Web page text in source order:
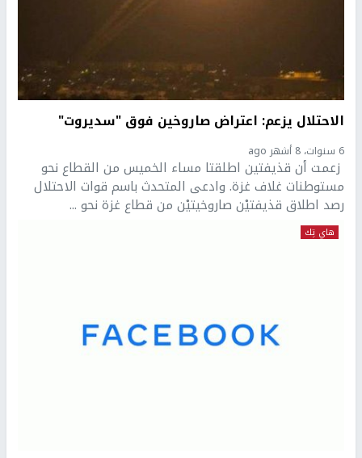
الاحتلال يزعم: اعتراض صاروخين فوق "سديروت"
6 سنوات، 8 أشهر ago
زعمت أن قذيفتين اطلقتا مساء الخميس من القطاع نحو
مستوطنات غلاف غزة. وادعى المتحدث باسم قوات الاحتلال
رصد اطلاق قذيفتيْن صاروخيتيْن من قطاع غزة نحو ...
هاي تِك